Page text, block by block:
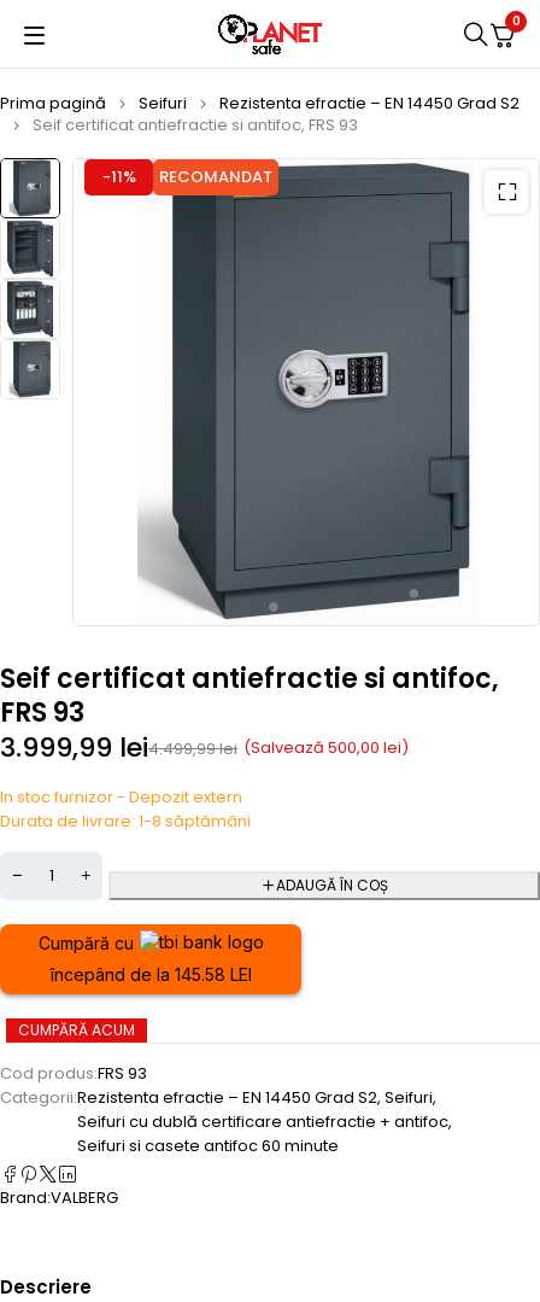
0
Prima pagină Seifuri
Rezistenta efractie – EN 14450 Grad S2
Seif certificat antiefractie si antifoc, FRS 93
-11% RECOMANDAT
Seif certificat antiefractie si antifoc,
FRS 93
4.499,99lei
3.999,99 lei (Salvează 500,00 lei)
In stoc furnizor - Depozit extern
Durata de livrare: 1-8 săptămâni
ADAUGĂ ÎN COȘ
Cumpără cu
începând de la 145.58 LEI
CUMPĂRĂ ACUM
Cod produs:FRS 93
Categorii:Rezistenta efractie – EN 14450 Grad S2, Seifuri,
Seifuri cu dublă certificare antiefractie + antifoc,
Seifuri si casete antifoc 60 minute
Brand:VALBERG
Descriere